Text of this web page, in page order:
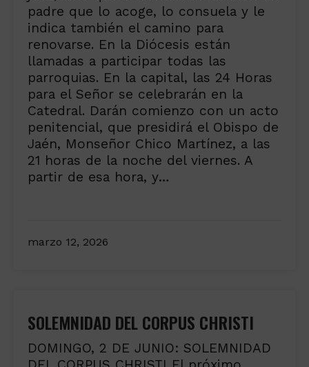
padre que lo acoge, lo consuela y le
indica también el camino para
renovarse. En la Diócesis están
llamadas a participar todas las
parroquias. En la capital, las 24 Horas
para el Señor se celebrarán en la
Catedral. Darán comienzo con un acto
penitencial, que presidirá el Obispo de
Jaén, Monseñor Chico Martínez, a las
21 horas de la noche del viernes. A
partir de esa hora, y…
marzo 12, 2026
SOLEMNIDAD DEL CORPUS CHRISTI
DOMINGO, 2 DE JUNIO: SOLEMNIDAD